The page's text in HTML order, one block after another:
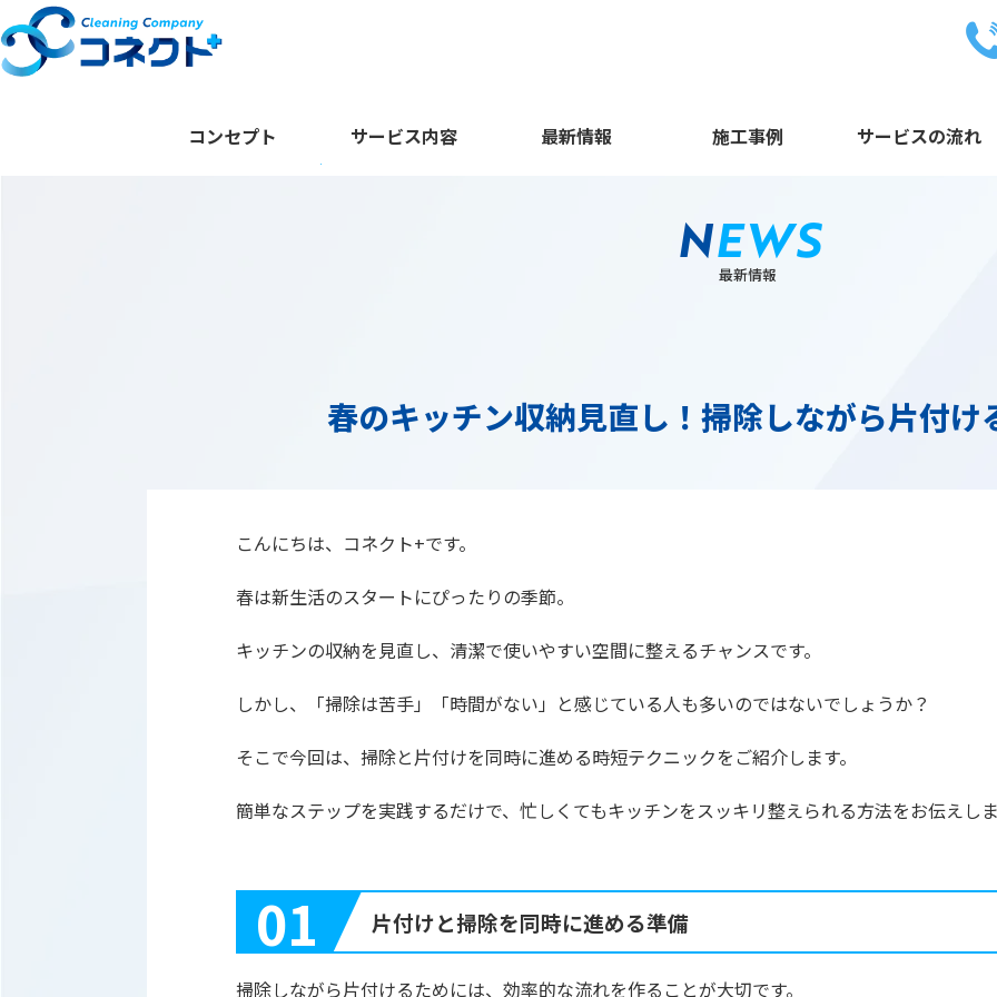
コンセプト サービス内容 最新情報 施工事例 サービスの流れ
NEWS
最新情報
春のキッチン収納見直し！掃除しながら片付け
こんにちは、コネクト+です。
春は新生活のスタートにぴったりの季節。
キッチンの収納を見直し、清潔で使いやすい空間に整えるチャンスです。
しかし、「掃除は苦手」「時間がない」と感じている人も多いのではないでしょうか？
そこで今回は、掃除と片付けを同時に進める時短テクニックをご紹介します。
簡単なステップを実践するだけで、忙しくてもキッチンをスッキリ整えられる方法をお伝えし
01 片付けと掃除を同時に進める準備
掃除しながら片付けるためには、効率的な流れを作ることが大切です。